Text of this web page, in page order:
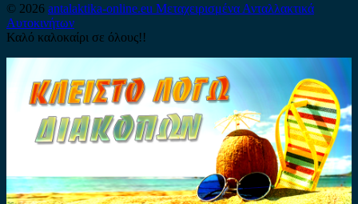
© 2026 antalaktika-online.eu Μεταχειρισμένα Ανταλλακτικά
Αυτοκινήτων
Καλό καλοκαίρι σε όλους!!